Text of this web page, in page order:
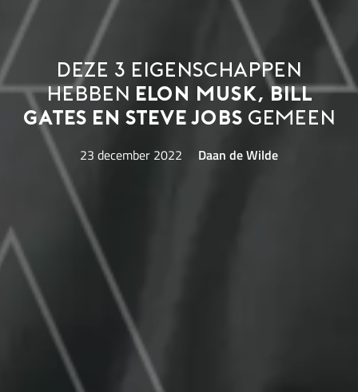
Deze 3 eigenschappen
hebben Elon Musk, Bill
Gates en Steve Jobs gemeen
23 december 2022 Daan de Wilde